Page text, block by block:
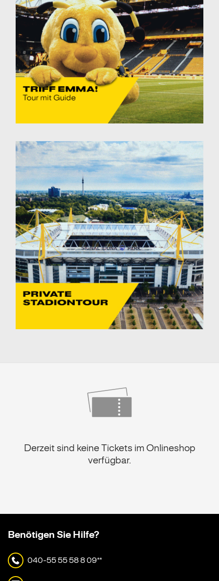
Derzeit sind keine Tickets im Onlineshop
verfügbar.
Benötigen Sie Hilfe?
040-55 55 58 8 09**